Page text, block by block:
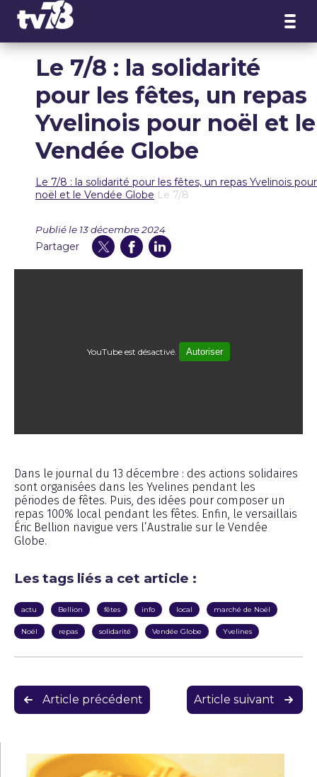
Le 7/8 : la solidarité
pour les fêtes, un repas
Yvelinois pour noël et le
Vendée Globe
Le 7/8 : la solidarité pour les fêtes, un repas Yvelinois pour
noël et le Vendée Globe Le 7/8
Publié le 13 décembre 2024
Partager
YouTube est désactivé. Autoriser
Dans le journal du 13 décembre : des actions solidaires
sont organisées dans les Yvelines pendant les
périodes de fêtes. Puis, des idées pour composer un
repas 100% local pendant les fêtes. Enfin, le versaillais
Éric Bellion navigue vers l’Australie sur le Vendée
Globe.
Les tags liés a cet article :
actu Bellion fêtes info local marché de Noël
Noël repas solidarité Vendée Globe Yvelines
Navigation
de
Article précédent Article suivant
Panneau de gestion des cookies